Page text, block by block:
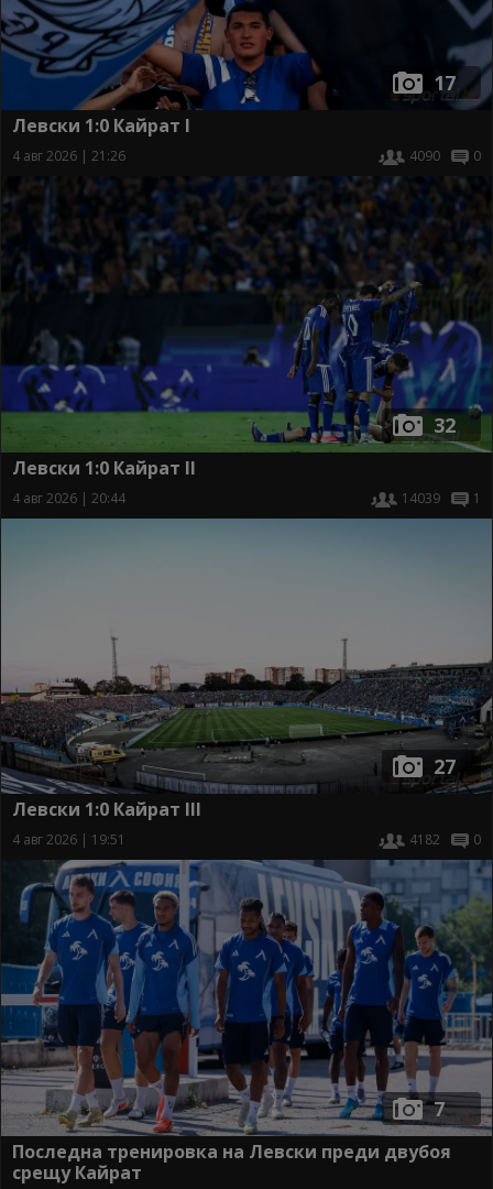
17
Левски 1:0 Кайрат I
4 авг 2026 | 21:26 4090 0
32
Левски 1:0 Кайрат II
4 авг 2026 | 20:44 14039 1
27
Левски 1:0 Кайрат III
4 авг 2026 | 19:51 4182 0
7
Последна тренировка на Левски преди двубоя
срещу Кайрат